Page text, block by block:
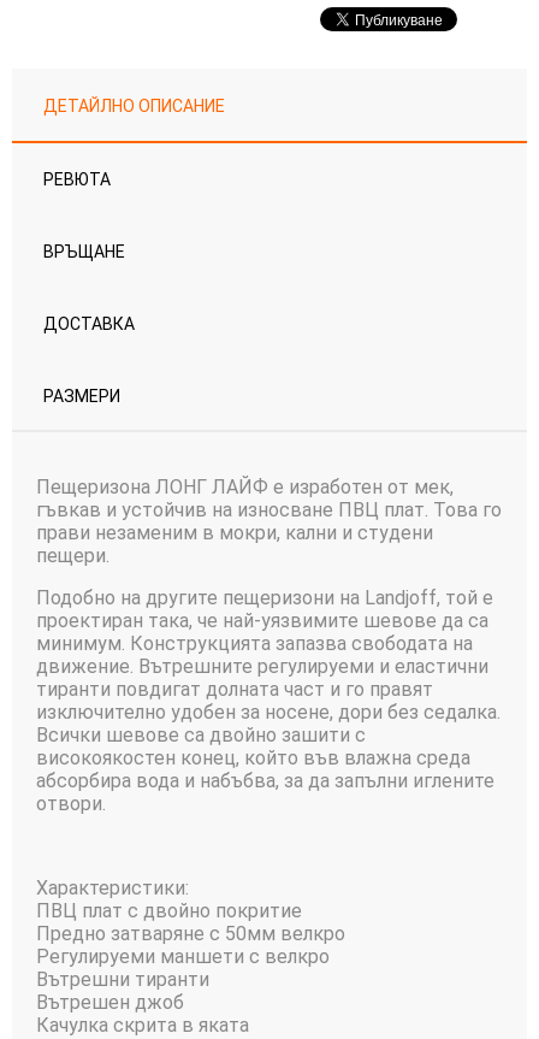
ДЕТАЙЛНО ОПИСАНИЕ
РЕВЮТА
ВРЪЩАНЕ
ДОСТАВКА
РАЗМЕРИ
Пещеризона ЛОНГ ЛАЙФ е изработен от мек,
гъвкав и устойчив на износване ПВЦ плат. Това го
прави незаменим в мокри, кални и студени
пещери.
Подобно на другите пещеризони на Landjoff, той е
проектиран така, че най-уязвимите шевове да са
минимум. Конструкцията запазва свободата на
движение. Вътрешните регулируеми и еластични
тиранти повдигат долната част и го правят
изключително удобен за носене, дори без седалка.
Всички шевове са двойно зашити с
високоякостен конец, който във влажна среда
абсорбира вода и набъбва, за да запълни иглените
отвори.
Характеристики:
ПВЦ плат с двойно покритие
Предно затваряне с 50мм велкро
Регулируеми маншети с велкро
Вътрешни тиранти
Вътрешен джоб
Качулка скрита в яката